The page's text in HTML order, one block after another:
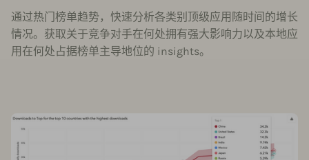
通过热门榜单趋势，快速分析各类别顶级应用随时间的增长
情况。获取关于竞争对手在何处拥有强大影响力以及本地应
用在何处占据榜单主导地位的 insights。